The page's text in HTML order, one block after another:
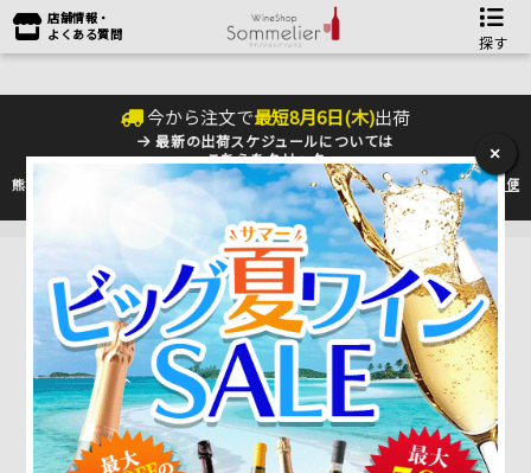
店舗情報・
よくある質問
探す
今から注文で最短8月6日(木)出荷
最新の出荷スケジュールについては
こちらをクリック
熊本地震の影響により九州への配送に遅れが生じております。最新情報は佐川急便
のHP
をご確認下さい。
×